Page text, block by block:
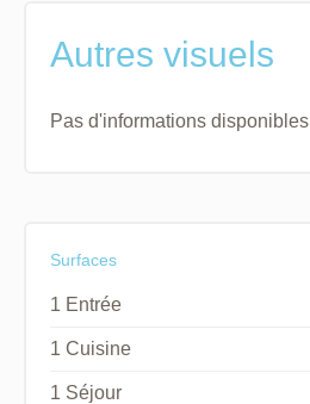
Autres visuels
Pas d'informations disponibles
Surfaces
1 Entrée
1 Cuisine
1 Séjour